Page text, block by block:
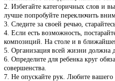
2. Избегайте категоричных слов и
лучше попробуйте переключить
3. Следите за своей речью,
4. Если есть возможность,
композиций. На столе и в
5. Организация всей жизни должна
6. Определите для ребенка круг
совершенства.
7. Не опускайте рук. Любите вашего